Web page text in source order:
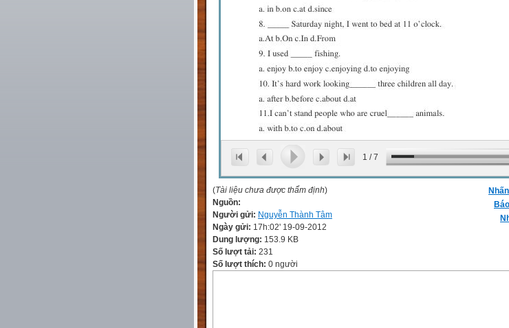
1 /7
(Tài liệu chưa được thẩm định)
Nguồn:
Người gửi: Nguyễn Thành Tâm
Ngày gửi: 17h:02' 19-09-2012
Dung lượng: 153.9 KB
Số lượt tải: 231
Số lượt thích: 0 người